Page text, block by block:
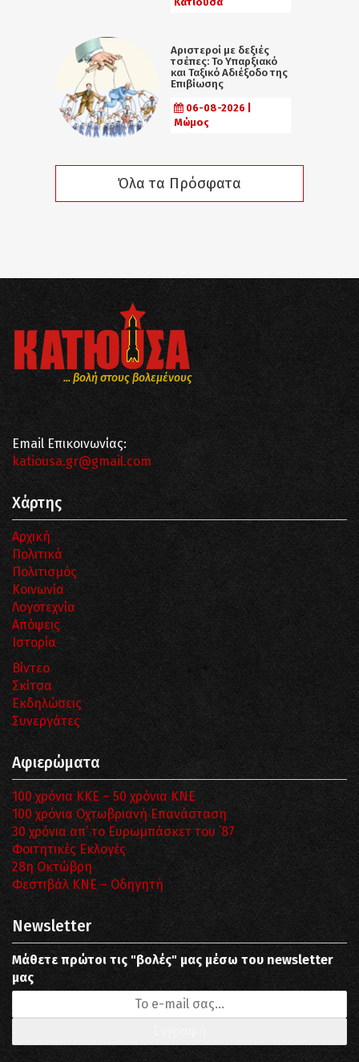
Αριστεροί με δεξιές
τσέπες: Το Υπαρξιακό
και Ταξικό Αδιέξοδο της
Επιβίωσης
06-08-2026 |
Μώμος
Όλα τα Πρόσφατα
... βολή στους βολεμένους
Email Επικοινωνίας:
katiousa.gr@gmail.com
Χάρτης
Αρχική
Πολιτικά
Πολιτισμός
Κοινωνία
Λογοτεχνία
Απόψεις
Ιστορία
Βίντεο
Σκίτσα
Εκδηλώσεις
Συνεργάτες
Αφιερώματα
100 χρόνια ΚΚΕ – 50 χρόνια ΚΝΕ
100 χρόνια Οχτωβριανή Επανάσταση
30 χρόνια απ’ το Ευρωμπάσκετ του ΄87
Φοιτητικές Εκλογές
28η Οκτώβρη
Φεστιβάλ ΚΝΕ – Οδηγητή
Newsletter
Μάθετε πρώτοι τις "βολές" μας μέσω του newsletter
μας